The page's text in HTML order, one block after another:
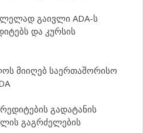
გაივლი ADA-ს
და კურსის
მიიღებ საერთაშორისო
გადატანის
გაგრძელების